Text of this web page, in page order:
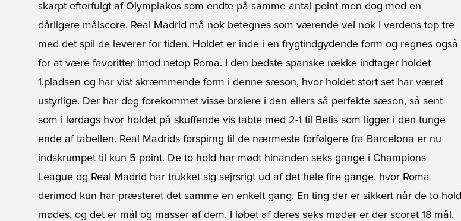
skarpt efterfulgt af Olympiakos som endte på samme antal point men dog med en
dårligere målscore. Real Madrid må nok betegnes som værende vel nok i verdens top tre
med det spil de leverer for tiden. Holdet er inde i en frygtindgydende form og regnes også
for at være favoritter imod netop Roma. I den bedste spanske række indtager holdet
1.pladsen og har vist skræmmende form i denne sæson, hvor holdet stort set har været
ustyrlige. Der har dog forekommet visse brølere i den ellers så perfekte sæson, så sent
som i lørdags hvor holdet på skuffende vis tabte med 2-1 til Betis som ligger i den tunge
ende af tabellen. Real Madrids forspirng til de nærmeste forfølgere fra Barcelona er nu
indskrumpet til kun 5 point. De to hold har mødt hinanden seks gange i Champions
League og Real Madrid har trukket sig sejrsrigt ud af det hele fire gange, hvor Roma
derimod kun har præsteret det samme en enkelt gang. En ting der er sikkert når de to hold
mødes, og det er mål og masser af dem. I løbet af deres seks møder er der scoret 18 mål,